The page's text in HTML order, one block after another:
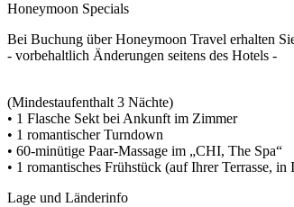
Honeymoon Specials
Bei Buchung über Honeymoon Travel erhalten
- vorbehaltlich Änderungen seitens des Hotels -
(Mindestaufenthalt 3 Nächte)
• 1 Flasche Sekt bei Ankunft im Zimmer
• 1 romantischer Turndown
• 60-minütige Paar-Massage im „CHI, The Spa“
• 1 romantisches Frühstück (auf Ihrer Terrasse,
Lage und Länderinfo